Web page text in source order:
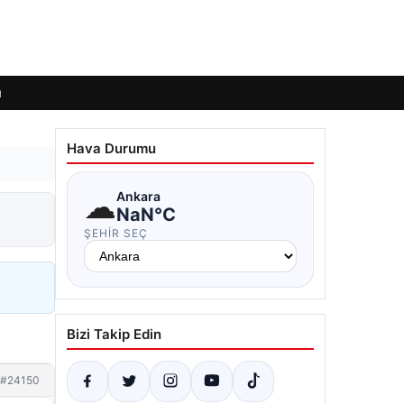
#24150
Hava Durumu
☁Ankara
NaN°C
ŞEHIR SEÇ
Bizi Takip Edin